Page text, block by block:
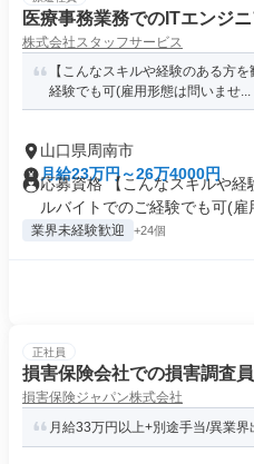
医療事務業務でのITエンジ
株式会社スタッフサービス
【こんなスキルや経験のある方
経験でも可(雇用形態は問いませ...
山口県周南市
月給23万円～26万4000円
応募資格 【こんなスキルや
ルバイトでのご経験でも可(雇
業界未経験歓迎 +24個
正社員
損害保険会社での損害調査
損害保険ジャパン株式会社
月給33万円以上+別途手当/異業